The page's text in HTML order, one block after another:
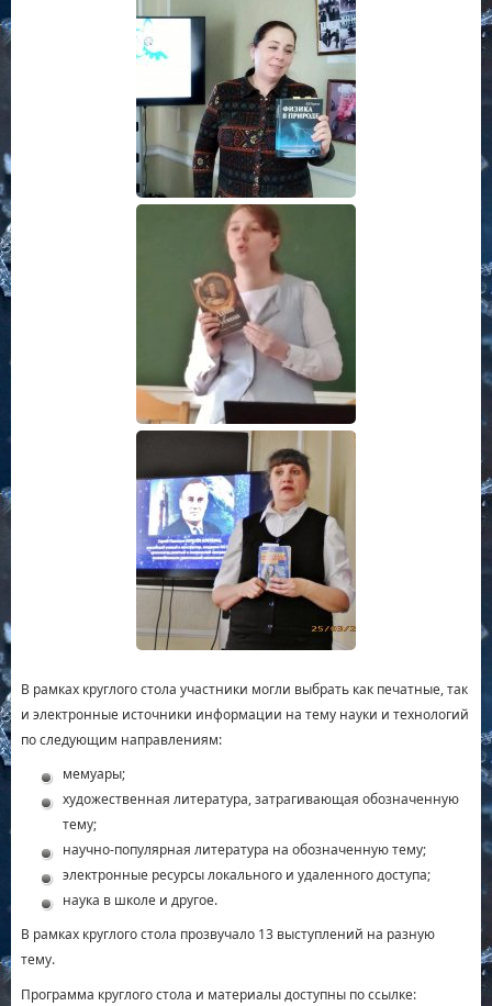
В рамках круглого стола участники могли выбрать как печатные, так
и электронные источники информации на тему науки и технологий
по следующим направлениям:
мемуары;
художественная литература, затрагивающая обозначенную
тему;
научно-популярная литература на обозначенную тему;
электронные ресурсы локального и удаленного доступа;
наука в школе и другое.
В рамках круглого стола прозвучало 13 выступлений на разную
тему.
Программа круглого стола и материалы доступны по ссылке: